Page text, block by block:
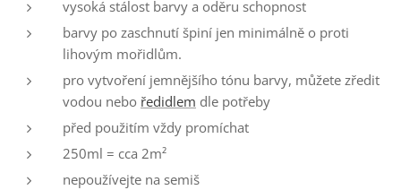
vysoká stálost barvy a oděru schopnost
barvy po zaschnutí špiní jen minimálně o proti
lihovým mořidlům.
pro vytvoření jemnějšího tónu barvy, můžete zředit
vodou nebo ředidlem dle potřeby
před použitím vždy promíchat
250ml = cca 2m²
nepoužívejte na semiš